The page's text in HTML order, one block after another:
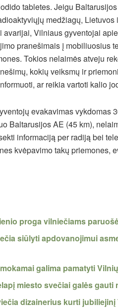
tabletes. Jeigu
medžiagų,
Vilniaus gyventojai
pranešimais į mobiliuosius
Tokios nelaimės atveju
kokių veiksmų ir
ar reikia vartoti kalio
evakavimas vykdomas
Baltarusijos AE (45 km),
informaciją per radiją bei
kvėpavimo takų priemones,
proga vilniečiams
siūlyti apdovanojimui
galima pamatyti
miesto svečiai galės gauti
dizainerius kurti